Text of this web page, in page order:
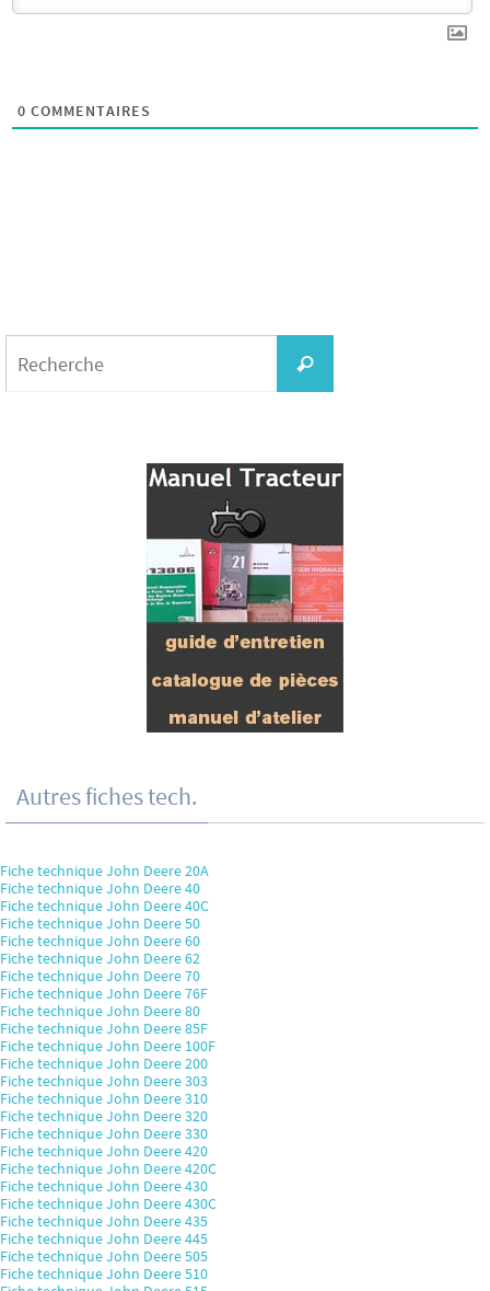
0 COMMENTAIRES
Recherche
Autres fiches tech.
Fiche technique John Deere 20A
Fiche technique John Deere 40
Fiche technique John Deere 40C
Fiche technique John Deere 50
Fiche technique John Deere 60
Fiche technique John Deere 62
Fiche technique John Deere 70
Fiche technique John Deere 76F
Fiche technique John Deere 80
Fiche technique John Deere 85F
Fiche technique John Deere 100F
Fiche technique John Deere 200
Fiche technique John Deere 303
Fiche technique John Deere 310
Fiche technique John Deere 320
Fiche technique John Deere 330
Fiche technique John Deere 420
Fiche technique John Deere 420C
Fiche technique John Deere 430
Fiche technique John Deere 430C
Fiche technique John Deere 435
Fiche technique John Deere 445
Fiche technique John Deere 505
Fiche technique John Deere 510